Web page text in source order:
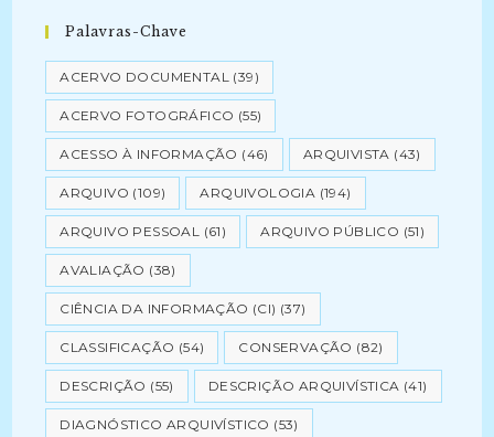
Palavras-Chave
ACERVO DOCUMENTAL (39)
ACERVO FOTOGRÁFICO (55)
ACESSO À INFORMAÇÃO (46) ARQUIVISTA (43)
ARQUIVO (109) ARQUIVOLOGIA (194)
ARQUIVO PESSOAL (61) ARQUIVO PÚBLICO (51)
AVALIAÇÃO (38)
CIÊNCIA DA INFORMAÇÃO (CI) (37)
CLASSIFICAÇÃO (54) CONSERVAÇÃO (82)
DESCRIÇÃO (55) DESCRIÇÃO ARQUIVÍSTICA (41)
DIAGNÓSTICO ARQUIVÍSTICO (53)